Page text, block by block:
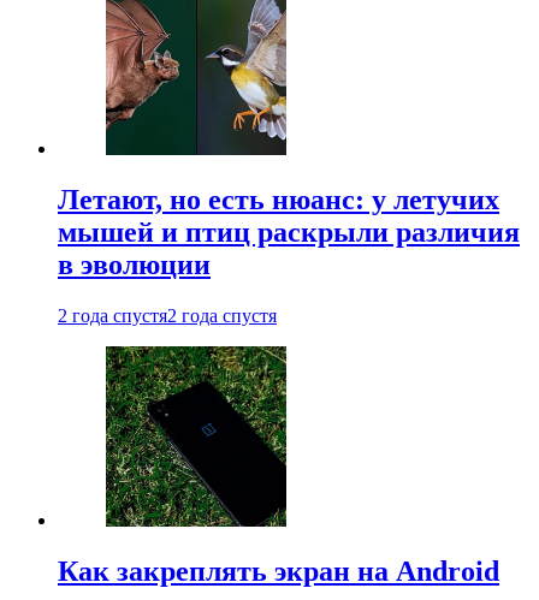
Летают, но есть нюанс: у летучих
мышей и птиц раскрыли различия
в эволюции
2 года спустя2 года спустя
Как закреплять экран на Android